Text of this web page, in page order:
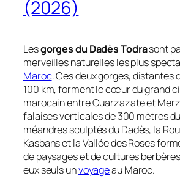
(2026)
Lesgorges du Dadès Todrasont
merveilles naturelles les plus
Maroc. Ces deux gorges, distantes
100 km, forment le cœur du grand
marocain entre Ouarzazate et
falaises verticales de 300 mètres
méandres sculptés du Dadès, la
Kasbahs et la Vallée des Roses
de paysages et de cultures
eux seuls unvoyageau Maroc.